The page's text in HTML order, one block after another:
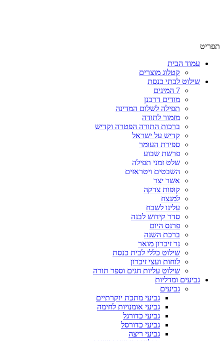
תפריט
עמוד הבית
קטלוג מוצרים
שילוט לבתי כנסת
7 המינים
מודים דרבנן
תפילה לשלום המדינה
מזמור לתודה
ברכות התורה הפטרה וקדיש
קדיש על ישראל
ספירת העומר
פרשת שבוע
שלט זמני תפילה
השבטים ויטראזים
אשר יצר
קופות צדקה
למנצח
עלינו לשבח
סדר קידוש לבנה
פרנס היום
ברכת השנה
נר זיכרון מואר
שילוט כללי לבית כנסת
לוחות ועצי זיכרון
שילוט עליות חגים וספר תורה
גביעים ומדליות
גביעים
גביעי מתכת יוקרתיים
גביעי אומנויות לחימה
גביעי כדורגל
גביעי כדורסל
גביעי ריצה